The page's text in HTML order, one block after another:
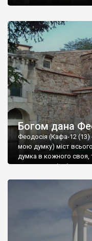
Богом дана
Феодосія (Кафа-12 (13)
мою думку) міст
думка в кожного своя,
запрошую відвідати це